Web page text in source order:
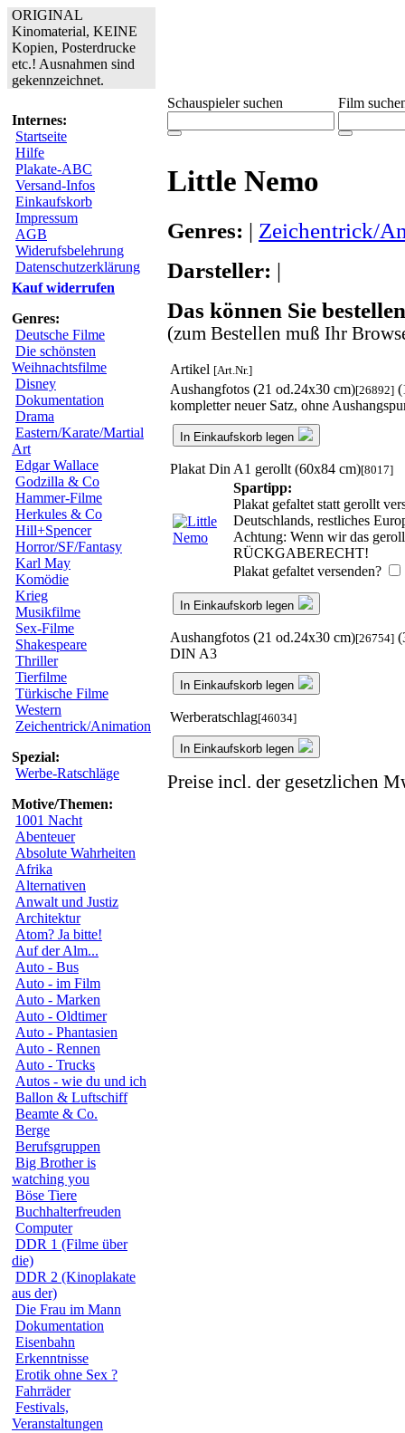
ORIGINAL
Kinomaterial, KEINE
Kopien, Posterdrucke
etc.! Ausnahmen sind
gekennzeichnet.
Internes:
Startseite
Hilfe
Plakate-ABC
Versand-Infos
Einkaufskorb
Impressum
AGB
Widerufsbelehrung
Datenschutzerklärung
Kauf widerrufen
Genres:
Deutsche Filme
Die schönsten
Weihnachtsfilme
Disney
Dokumentation
Drama
Eastern/Karate/Martial
Art
Edgar Wallace
Godzilla & Co
Hammer-Filme
Herkules & Co
Hill+Spencer
Horror/SF/Fantasy
Karl May
Komödie
Krieg
Musikfilme
Sex-Filme
Shakespeare
Thriller
Tierfilme
Türkische Filme
Western
Zeichentrick/Animation
Spezial:
Werbe-Ratschläge
Motive/Themen:
1001 Nacht
Abenteuer
Absolute Wahrheiten
Afrika
Alternativen
Anwalt und Justiz
Architektur
Atom? Ja bitte!
Auf der Alm...
Auto - Bus
Auto - im Film
Auto - Marken
Auto - Oldtimer
Auto - Phantasien
Auto - Rennen
Auto - Trucks
Autos - wie du und ich
Ballon & Luftschiff
Beamte & Co.
Berge
Berufsgruppen
Big Brother is
watching you
Böse Tiere
Buchhalterfreuden
Computer
DDR 1 (Filme über
die)
DDR 2 (Kinoplakate
aus der)
Die Frau im Mann
Dokumentation
Eisenbahn
Erkenntnisse
Erotik ohne Sex ?
Fahrräder
Festivals,
Veranstaltungen
Schauspieler suchen Film
Little Nemo
Genres: | Zeichentrick/
Darsteller: |
Das können Sie
(zum Bestellen muß Ihr
Artikel [Art.Nr.]
Aushangfotos (21 od.24x30 cm)[26892]
kompletter neuer Satz, ohne
In Einkaufskorb legen
Plakat Din A1 gerollt (60x84 cm)[8017]
Spartipp:
Plakat gefaltet statt gerollt
Deutschlands, restliches
Achtung: Wenn wir das
RÜCKGABERECHT!
Plakat gefaltet versenden?
In Einkaufskorb legen
Aushangfotos (21 od.24x30 cm)[26754]
DIN A3
In Einkaufskorb legen
Werberatschlag[46034]
In Einkaufskorb legen
Preise incl. der gesetzlichen